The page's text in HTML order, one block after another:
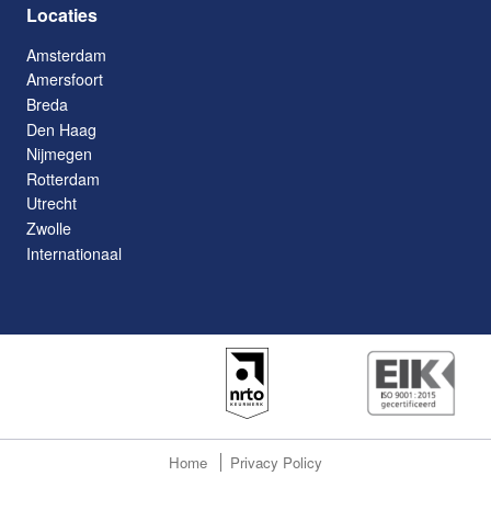
Locaties
Amsterdam
Amersfoort
Breda
Den Haag
Nijmegen
Rotterdam
Utrecht
Zwolle
Internationaal
Home Privacy Policy